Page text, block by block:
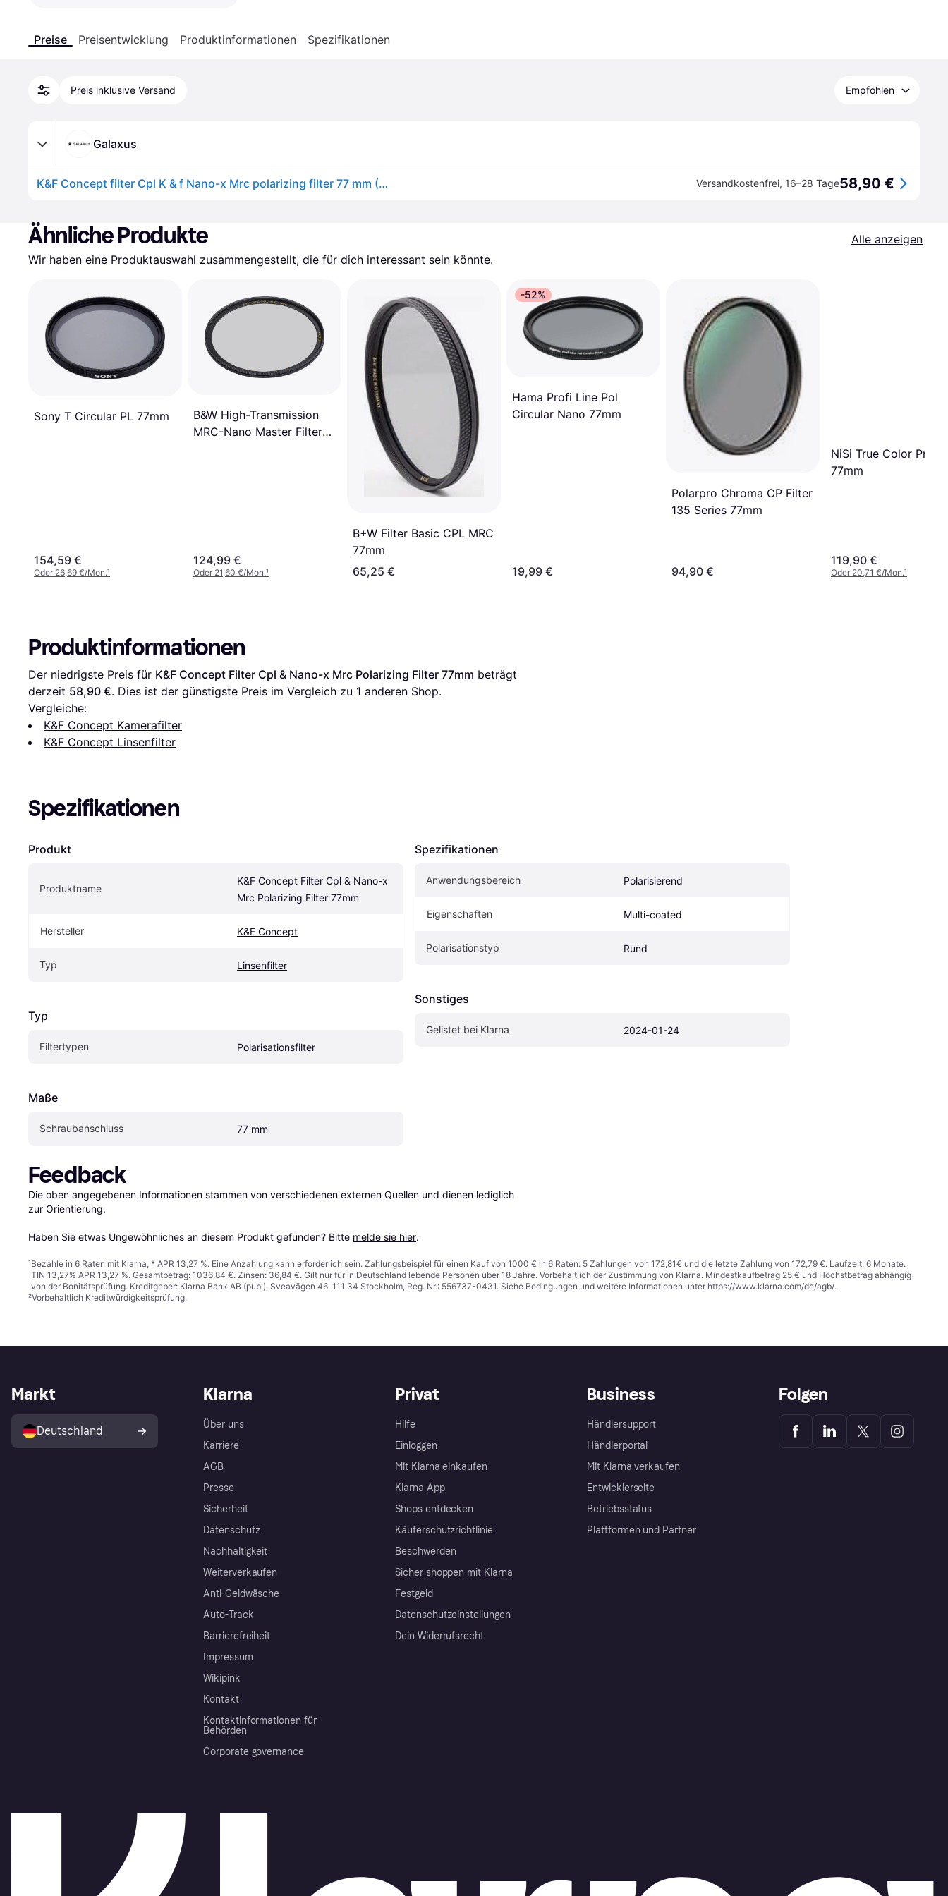
Preise Preisentwicklung Produktinformationen Spezifikationen
Preis inklusive Versand Empfohlen
Galaxus
K&F Concept filter Cpl K & f Nano-x Mrc polarizing filter 77 mm (77mm, Polarisationsfilter), Objektivfilter Versandkostenfrei, 16–28 Tage58,90 €
Ähnliche Produkte
Alle anzeigen
Wir haben eine Produktauswahl zusammengestellt, die für dich interessant sein könnte.
Sony T Circular PL 77mm
154,59 €
Oder 26,69 €/Mon.¹
B&W High-Transmission
MRC-Nano Master Filter
124,99 €
Oder 21,60 €/Mon.¹
B+W Filter Basic CPL MRC
77mm
65,25 €
-52%
Hama Profi Line Pol
Circular Nano 77mm
19,99 €
Polarpro Chroma CP Filter
135 Series 77mm
94,90 €
NiSi True Color Pro
77mm
119,90 €
Oder 20,71 €/Mon.¹
Produktinformationen
Der niedrigste Preis für K&F Concept Filter Cpl & Nano-x Mrc Polarizing Filter 77mm beträgt
derzeit 58,90 €. Dies ist der günstigste Preis im Vergleich zu 1 anderen Shop.
Vergleiche:
K&F Concept Kamerafilter
K&F Concept Linsenfilter
Spezifikationen
Produkt
Produktname
K&F Concept Filter Cpl & Nano-x
Mrc Polarizing Filter 77mm
Hersteller K&F Concept
Typ Linsenfilter
Typ
Filtertypen Polarisationsfilter
Maße
Schraubanschluss 77 mm
Spezifikationen
Anwendungsbereich Polarisierend
Eigen­schaften Multi-coated
Polarisationstyp Rund
Sonstiges
Gelistet bei Klarna 2024-01-24
Feedback
Die oben angegebenen Informationen stammen von verschiedenen externen Quellen und dienen lediglich
zur Orientierung.
Haben Sie etwas Ungewöhnliches an diesem Produkt gefunden? Bitte melde sie hier.
¹Bezahle in 6 Raten mit Klarna, * APR 13,27 %. Eine Anzahlung kann erforderlich sein. Zahlungsbeispiel für einen Kauf von 1000 € in 6 Raten: 5 Zahlungen von 172,81€ und die letzte Zahlung von 172,79 €. Laufzeit: 6 Monate.
TIN 13,27% APR 13,27 %. Gesamtbetrag: 1036,84 €. Zinsen: 36,84 €. Gilt nur für in Deutschland lebende Personen über 18 Jahre. Vorbehaltlich der Zustimmung von Klarna. Mindestkaufbetrag 25 € und Höchstbetrag abhängig
von der Bonitätsprüfung. Kreditgeber: Klarna Bank AB (publ), Sveavägen 46, 111 34 Stockholm, Reg. Nr.: 556737-0431. Siehe Bedingungen und weitere Informationen unter https://www.klarna.com/de/agb/.
²Vorbehaltlich Kreditwürdigkeitsprüfung.
Klarna
Über uns
Karriere
AGB
Presse
Sicherheit
Datenschutz
Nachhaltigkeit
Weiterverkaufen
Anti-Geldwäsche
Auto-Track
Barrierefreiheit
Impressum
Wikipink
Kontakt
Kontaktinformationen für
Behörden
Corporate governance
Privat
Hilfe
Einloggen
Mit Klarna einkaufen
Klarna App
Shops entdecken
Käuferschutzrichtlinie
Beschwerden
Sicher shoppen mit Klarna
Festgeld
Datenschutzeinstellungen
Dein Widerrufsrecht
Business
Händlersupport
Händlerportal
Mit Klarna verkaufen
Entwicklerseite
Betriebsstatus
Plattformen und Partner
Markt
Deutschland
Folgen